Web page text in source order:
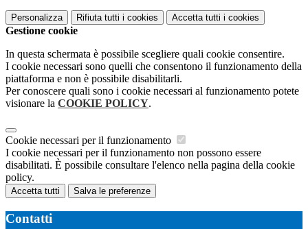
Personalizza Rifiuta tutti i cookies Accetta tutti i cookies
Gestione cookie
In questa schermata è possibile scegliere quali cookie consentire.
I cookie necessari sono quelli che consentono il funzionamento della
piattaforma e non è possibile disabilitarli.
Per conoscere quali sono i cookie necessari al funzionamento potete
visionare la COOKIE POLICY.
Cookie necessari per il funzionamento
I cookie necessari per il funzionamento non possono essere
disabilitati. È possibile consultare l'elenco nella pagina della cookie
policy.
Accetta tutti Salva le preferenze
Contatti